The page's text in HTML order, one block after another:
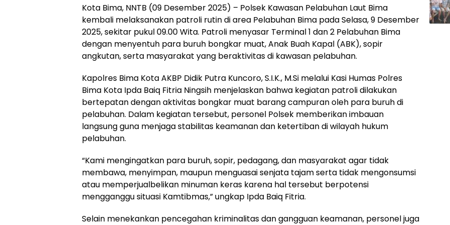
Kota Bima, NNTB (09 Desember 2025) – Polsek Kawasan Pelabuhan Laut Bima
kembali melaksanakan patroli rutin di area Pelabuhan Bima pada Selasa, 9 Desember
2025, sekitar pukul 09.00 Wita. Patroli menyasar Terminal 1 dan 2 Pelabuhan Bima
dengan menyentuh para buruh bongkar muat, Anak Buah Kapal (ABK), sopir
angkutan, serta masyarakat yang beraktivitas di kawasan pelabuhan.
Kapolres Bima Kota AKBP Didik Putra Kuncoro, S.I.K., M.Si melalui Kasi Humas Polres
Bima Kota Ipda Baiq Fitria Ningsih menjelaskan bahwa kegiatan patroli dilakukan
bertepatan dengan aktivitas bongkar muat barang campuran oleh para buruh di
pelabuhan. Dalam kegiatan tersebut, personel Polsek memberikan imbauan
langsung guna menjaga stabilitas keamanan dan ketertiban di wilayah hukum
pelabuhan.
“Kami mengingatkan para buruh, sopir, pedagang, dan masyarakat agar tidak
membawa, menyimpan, maupun menguasai senjata tajam serta tidak mengonsumsi
atau memperjualbelikan minuman keras karena hal tersebut berpotensi
mengganggu situasi Kamtibmas,” ungkap Ipda Baiq Fitria.
Selain menekankan pencegahan kriminalitas dan gangguan keamanan, personel juga